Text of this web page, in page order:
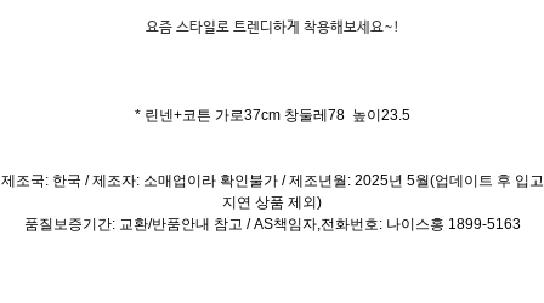
요즘 스타일로 트렌디하게 착용해보세요~!
* 린넨+코튼 가로37cm 창둘레78 높이23.5
제조국: 한국 / 제조자: 소매업이라 확인불가 / 제조년월: 2025년 5월(업데이트 후 입고
지연 상품 제외)
품질보증기간: 교환/반품안내 참고 / AS책임자,전화번호: 나이스홍 1899-5163